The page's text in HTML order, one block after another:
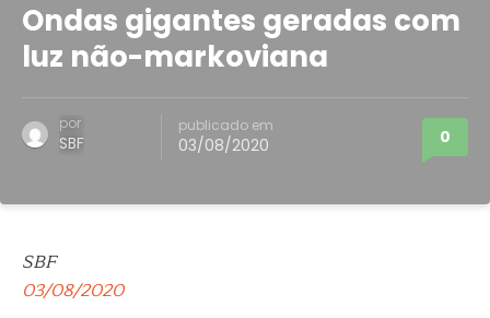
Ondas gigantes geradas com
luz não-markoviana
por
SBF
publicado em
03/08/2020 0
SBF
03/08/2020